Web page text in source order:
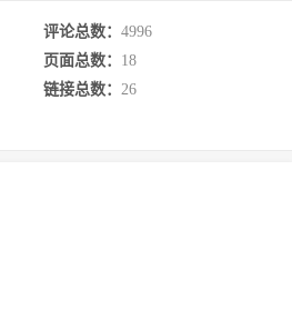
评论总数： 4996
页面总数： 18
链接总数： 26